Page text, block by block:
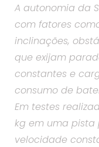
A autonomia da
com fatores
inclinações,
que exijam
constantes e
consumo de
Em testes
kg em uma pista
velocidade